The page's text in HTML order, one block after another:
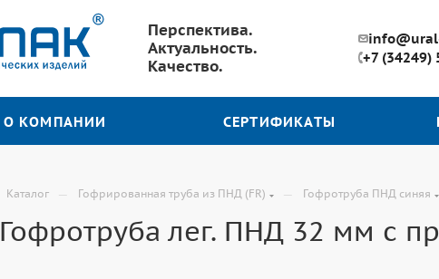
Перспектива.
Актуальность.
Качество.
+7 (34249)
О КОМПАНИИ СЕРТИФИКАТЫ
Каталог — Гофрированная труба из ПНД (FR) — Гофротруба ПНД синяя
Гофротруба лег. ПНД 32 мм с